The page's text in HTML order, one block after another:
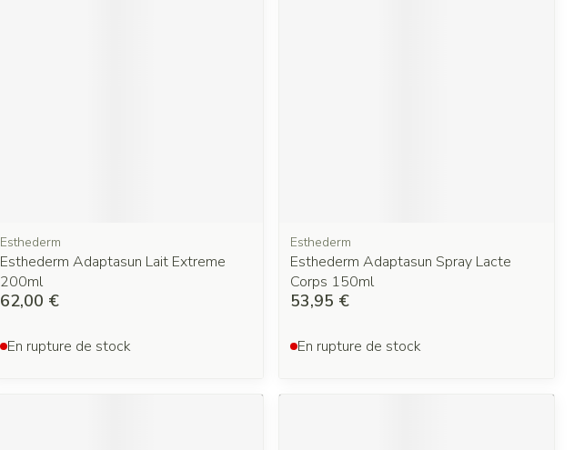
Esthederm
Esthederm Adaptasun Lait Extreme
200ml
62,00 €
En rupture de stock
Esthederm
Esthederm Adaptasun Spray Lacte
Corps 150ml
53,95 €
En rupture de stock